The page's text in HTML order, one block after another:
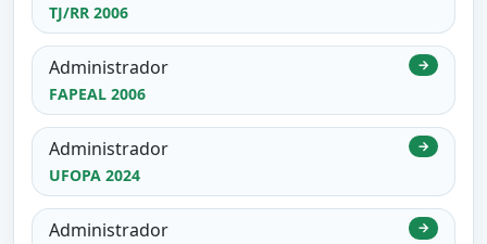
TJ/RR 2006
Administrador
FAPEAL 2006
→
Administrador
UFOPA 2024
→
Administrador →